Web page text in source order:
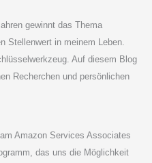
gewinnt das Thema
Stellenwert in meinem Leben.
Auf diesem Blog
Recherchen und persönlichen
Amazon Services Associates
das uns die Möglichkeit